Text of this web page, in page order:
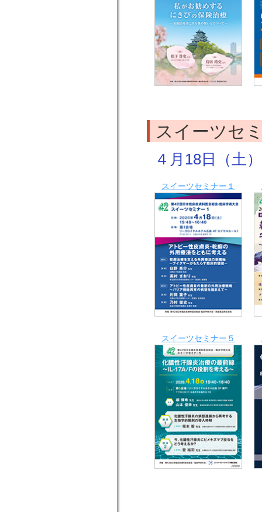
スイーツセ
４月18日（土
スイーツセミナー１
スイーツセミナー５